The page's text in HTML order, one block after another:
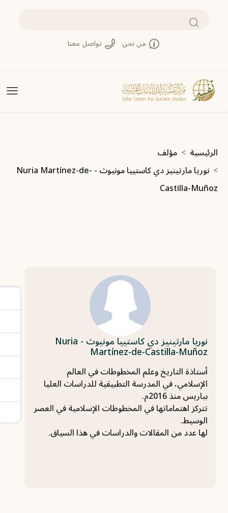
بحث
من نحن تواصل معنا
مسار التنقل
الرئيسية
مؤلف
نوريا مارتينيز دي كاستييا مونيوث - Nuria Martínez-de-
Castilla-Muñoz
نوريا مارتينيز دي كاستييا مونيوث - Nuria
Martínez-de-Castilla-Muñoz
أستاذة التاريخ وعلم المخطوطات في العالم
الإسلامي، في المدرسة التطبيقية للدراسات العليا
بباريس منذ 2016م.
تتركز اهتماماتها في المخطوطات الإسلامية في العصر
الوسيط.
لها عدد من المقالات والدراسات في هذا السياق.